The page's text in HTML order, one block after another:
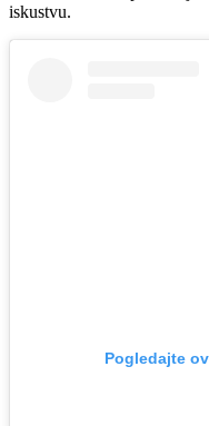
iskustvu.
Pogledajte